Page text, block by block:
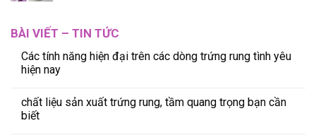
BÀI VIẾT – TIN TỨC
Các tính năng hiện đại trên các dòng trứng rung tình yêu
hiện nay
chất liệu sản xuất trứng rung, tầm quang trọng bạn cần
biết